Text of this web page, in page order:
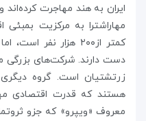
ایران به هند مهاجرت
مهاراشترا به مرکزیت
دست دارند. شرکت‌های بزرگی
زرتشتیان است. گروه
هستند که قدرت اقتصادی
معروف «ویپرو» که جزو